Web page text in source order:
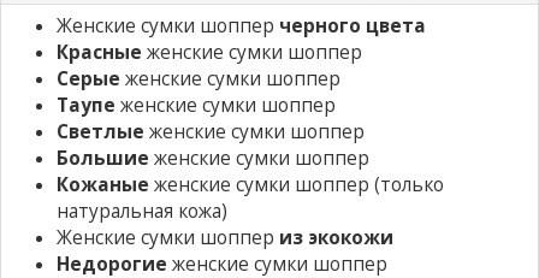
Женские сумки шоппер черного цвета
Красные женские сумки шоппер
Серые женские сумки шоппер
Таупе женские сумки шоппер
Светлые женские сумки шоппер
Большие женские сумки шоппер
Кожаные женские сумки шоппер (только
натуральная кожа)
Женские сумки шоппер из экокожи
Недорогие женские сумки шоппер